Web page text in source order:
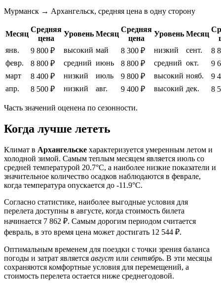
Мурманск → Архангельск, средняя цена в одну сторону
Месяц
Средняя
цена
Уровень Месяц
Средняя
цена
Уровень Месяц
янв.
9 800 ₽ высокий май 8 300 ₽ низкий сент.
8
февр.
8 800 ₽ средний июнь 8 800 ₽ средний окт.
9
март
8 400 ₽ низкий июль 9 800 ₽ высокий нояб.
9
апр.
8 500 ₽ низкий авг. 9 400 ₽ высокий дек. 8
Часть значений оценена по сезонности.
Когда лучше лететь
Климат в Архангельске характеризуется умеренным летом и
холодной зимой. Самым теплым месяцем является июль со
средней температурой 20.7°C, а наиболее низкие показатели и
значительное количество осадков наблюдаются в феврале,
когда температура опускается до -11.9°C.
Согласно статистике, наиболее выгодные условия для
перелета доступны в августе, когда стоимость билета
начинается 7 862 ₽. Самым дорогим периодом считается
февраль, в это время цена может достигать 12 544 ₽.
Оптимальным временем для поездки с точки зрения баланса
погоды и затрат является август или сентябрь. В эти месяцы
сохраняются комфортные условия для перемещений, а
стоимость перелета остается ниже среднегодовой.